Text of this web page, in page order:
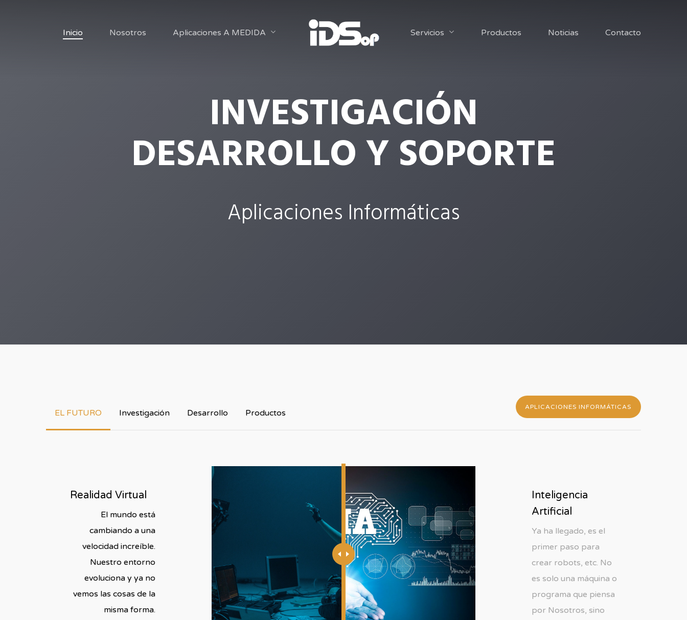
Inicio Nosotros Aplicaciones A MEDIDA Servicios Productos Noticias Contacto
INVESTIGACIÓN
DESARROLLO Y SOPORTE
Aplicaciones Informáticas
EL FUTURO Investigación Desarrollo Productos
APLICACIONES INFORMÁTICAS
Realidad Virtual
El mundo está
cambiando a una
velocidad increíble.
Nuestro entorno
evoluciona y ya no
vemos las cosas de la
misma forma.
Inteligencia
Artificial
Ya ha llegado, es el
primer paso para
crear robots, etc. No
es solo una máquina o
programa que piensa
por Nosotros, sino